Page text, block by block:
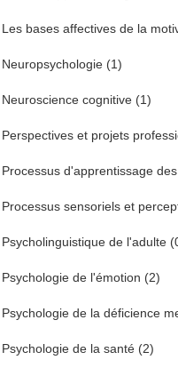
Les bases affectives de la
Neuropsychologie (1)
Neuroscience cognitive (1)
Perspectives et projets
Processus d'apprentissage
Processus sensoriels et
Psycholinguistique de l'adulte
Psychologie de l'émotion (2)
Psychologie de la déficience
Psychologie de la santé (2)